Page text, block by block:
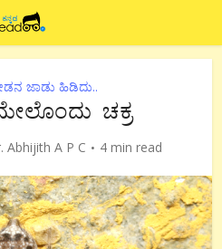
ಜಾಡು ಹಿಡಿದು..
ಚಕ್ರ
Abhijith A P C 4 min read